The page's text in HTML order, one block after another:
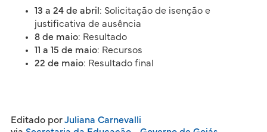
13 a 24 de abril : Solicitação de isenção e
justificativa de ausência
8 de maio: Resultado
11 a 15 de maio: Recursos
22 de maio: Resultado final
Editado porJuliana Carnevalli